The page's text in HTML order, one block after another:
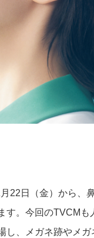
22日（金）から、
す。今回のTVCM
し、メガネ跡やメ